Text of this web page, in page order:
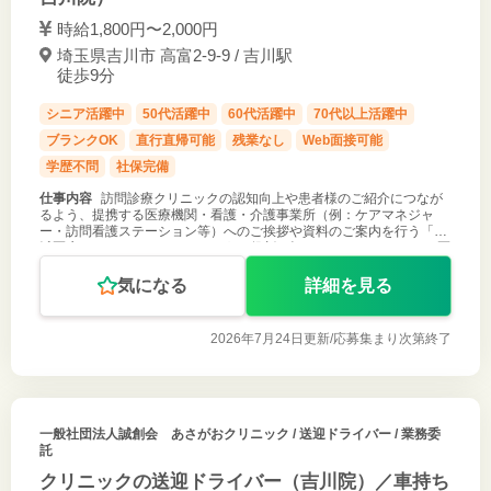
時給1,800円〜2,000円
埼玉県吉川市 高富2-9-9 / 吉川駅
徒歩9分
シニア活躍中 50代活躍中 60代活躍中
70代以上活躍中
ブランクOK
直行直帰可能 残業なし
Web面接可能
学歴不問
社保完備
仕事内容 訪問診療クリニックの認知向上や患者様のご紹介につなが
るよう、提携する医療機関・看護・介護事業所（例：ケアマネジャ
ー・訪問看護ステーション等）へのご挨拶や資料のご案内を行う「地
気になる 詳細を見る
2026年7月24日更新/応募集まり次第終了
一般社団法人誠創会 あさがおクリニック / 送迎ドライバー / 業務委
託
クリニックの送迎ドライバー（吉川院）／車持ち